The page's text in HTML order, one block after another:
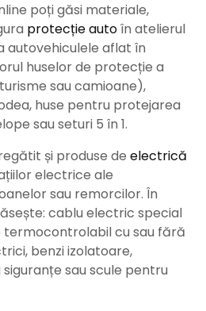
poți găsi materiale,
protecție autoîn atelierul
autovehiculele aflat în
huselor de protecție a
sau camioane),
huse pentru protejarea
sau seturi 5 în 1.
și produse de electrică
electrice ale
sau remorcilor. În
cablu electric special
cu sau fără
benzi izolatoare,
sau scule pentru